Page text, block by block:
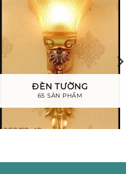
ĐÈN TƯỜNG
65 SẢN PHẨM